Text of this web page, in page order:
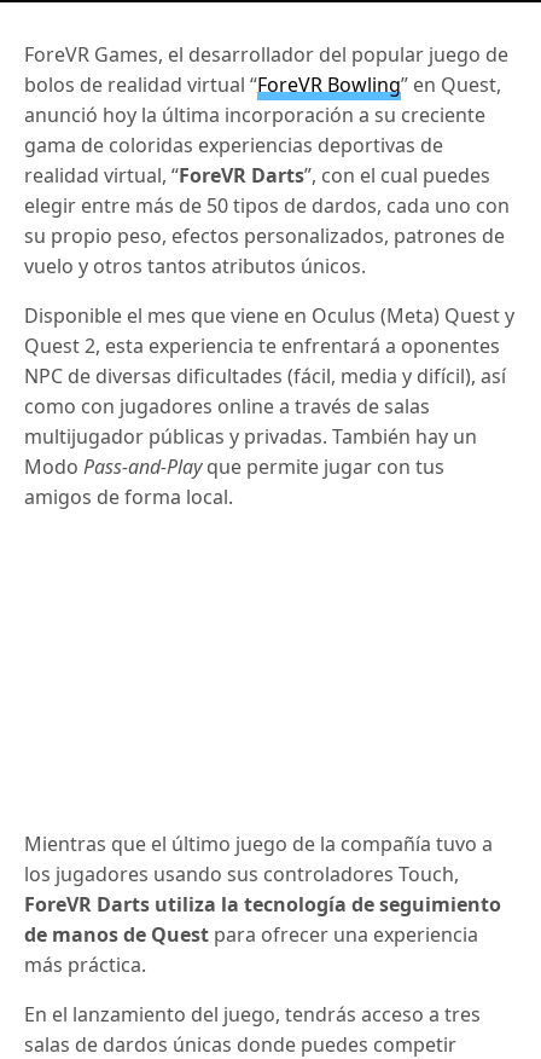
ForeVR Games, el desarrollador del popular juego de
bolos de realidad virtual “ForeVR Bowling” en Quest,
anunció hoy la última incorporación a su creciente
gama de coloridas experiencias deportivas de
realidad virtual, “ForeVR Darts”, con el cual puedes
elegir entre más de 50 tipos de dardos, cada uno con
su propio peso, efectos personalizados, patrones de
vuelo y otros tantos atributos únicos.
Disponible el mes que viene en Oculus (Meta) Quest y
Quest 2, esta experiencia te enfrentará a oponentes
NPC de diversas dificultades (fácil, media y difícil), así
como con jugadores online a través de salas
multijugador públicas y privadas. También hay un
ModoPass-and-Playque permite jugar con tus
amigos de forma local.
Mientras que el último juego de la compañía tuvo a
los jugadores usando sus controladores Touch,
ForeVR Darts utiliza la tecnología de seguimiento
de manos de Quest para ofrecer una experiencia
más práctica.
En el lanzamiento del juego, tendrás acceso a tres
salas de dardos únicas donde puedes competir